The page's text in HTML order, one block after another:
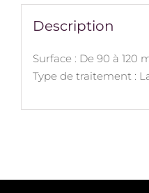
Description
Surface : De 90 à 120
Type de traitement :